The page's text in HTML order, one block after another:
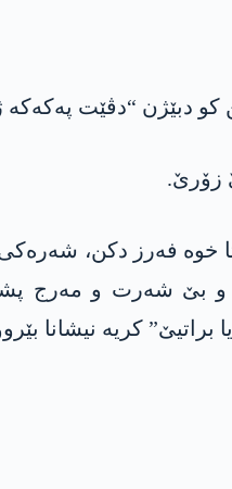
دبێژن “دڤێت
زۆرێ.
کوردان دکوژن، خیانەتا
بێ شەرت و مەرج
کریە نیشانا